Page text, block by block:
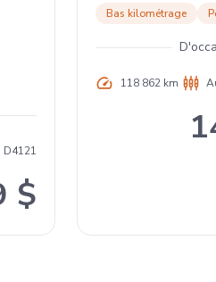
D4121
$
Bas kilométrage
118 862 km